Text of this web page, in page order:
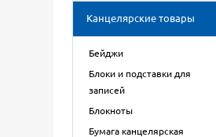
Канцелярские товары
Бейджи
Блоки и подставки для
записей
Блокноты
Бумага канцелярская